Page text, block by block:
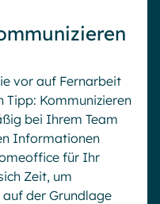
vor auf Fernarbeit
Tipp: Kommunizieren
bei Ihrem Team
Informationen
für Ihr
Zeit, um
der Grundlage